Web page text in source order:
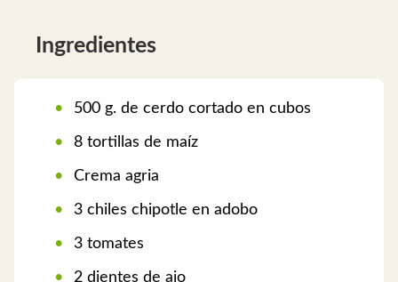
Ingredientes
500 g. de cerdo cortado en cubos
8 tortillas de maíz
Crema agria
3 chiles chipotle en adobo
3 tomates
2 dientes de ajo